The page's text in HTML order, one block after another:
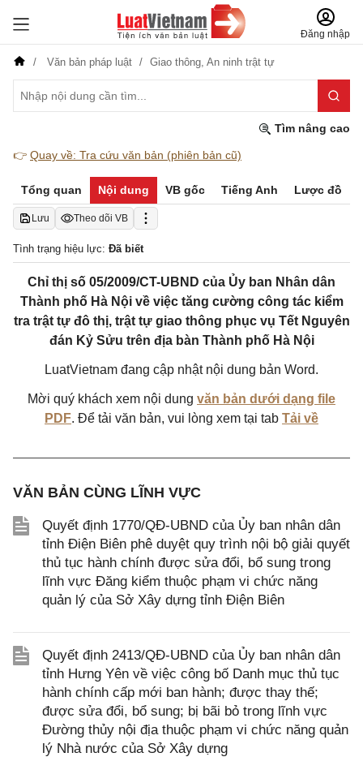
Đăng nhập
Văn bản pháp luật Giao thông, An ninh trật tự
Tìm nâng cao
👉 Quay về: Tra cứu văn bản (phiên bản cũ)
Tổng quan Nội dung VB gốc Tiếng Anh Lược đồ
Lưu Theo dõi VB
Tình trạng hiệu lực: Đã biết
Chỉ thị số 05/2009/CT-UBND của Ủy ban Nhân dân
Thành phố Hà Nội về việc tăng cường công tác kiểm
tra trật tự đô thị, trật tự giao thông phục vụ Tết Nguyên
đán Kỷ Sửu trên địa bàn Thành phố Hà Nội
LuatVietnam đang cập nhật nội dung bản Word.
Mời quý khách xem nội dung văn bản dưới dạng file
PDF. Để tải văn bản, vui lòng xem tại tab Tải về
VĂN BẢN CÙNG LĨNH VỰC
Quyết định 1770/QĐ-UBND của Ủy ban nhân dân
tỉnh Điện Biên phê duyệt quy trình nội bộ giải quyết
thủ tục hành chính được sửa đổi, bổ sung trong
lĩnh vực Đăng kiểm thuộc phạm vi chức năng
quản lý của Sở Xây dựng tỉnh Điện Biên
Quyết định 2413/QĐ-UBND của Ủy ban nhân dân
tỉnh Hưng Yên về việc công bố Danh mục thủ tục
hành chính cấp mới ban hành; được thay thế;
được sửa đổi, bổ sung; bị bãi bỏ trong lĩnh vực
Đường thủy nội địa thuộc phạm vi chức năng quản
lý Nhà nước của Sở Xây dựng